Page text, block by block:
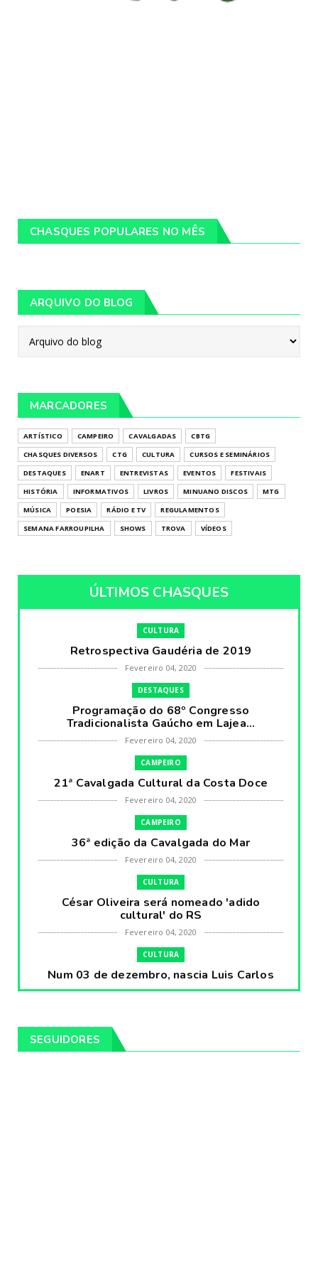
CHASQUES POPULARES NO MÊS
ARQUIVO DO BLOG
MARCADORES
ARTÍSTICO CAMPEIRO CAVALGADAS
CBTG
CHASQUES DIVERSOS
CTG CULTURA
CURSOS E SEMINÁRIOS
DESTAQUES
ENART ENTREVISTAS EVENTOS
FESTIVAIS
HISTÓRIA
INFORMATIVOS LIVROS MINUANO DISCOS
MTG
MÚSICA
POESIA RÁDIO E TV
REGULAMENTOS
SEMANA FARROUPILHA
SHOWS TROVA VÍDEOS
ÚLTIMOS CHASQUES
CULTURA
Retrospectiva Gaudéria de 2019
Fevereiro 04, 2020
DESTAQUES
Programação do 68º Congresso
Tradicionalista Gaúcho em Lajea...
Fevereiro 04, 2020
CAMPEIRO
21ª Cavalgada Cultural da Costa Doce
Fevereiro 04, 2020
CAMPEIRO
36ª edição da Cavalgada do Mar
Fevereiro 04, 2020
CULTURA
César Oliveira será nomeado 'adido
cultural' do RS
Fevereiro 04, 2020
CULTURA
Num 03 de dezembro, nascia Luis Carlos
Prestes, o Cavaleiro ...
Pintores da Temática Gauchesca - parte
SEGUIDORES